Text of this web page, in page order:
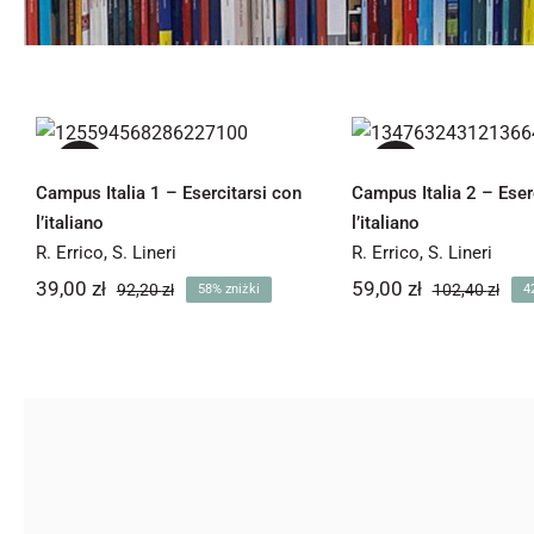
Esercitarsi con
Campus Italia 1 – Esercitarsi con
l’italiano
R. Errico, S. Lineri
92,20złPierwotna
39,00 zł
Aktualna
58% zniżki
Esercitarsi
Campus Italia 2 –
l’italiano
R. Errico, S. Lineri
102,40zł
59,00 zł